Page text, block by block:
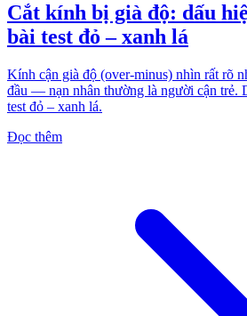
Cắt kính bị già độ: dấu
bài test đỏ – xanh lá
Kính cận già độ (over-minus) nhìn rất rõ
đầu — nạn nhân thường là người cận trẻ.
test đỏ – xanh lá.
Đọc thêm